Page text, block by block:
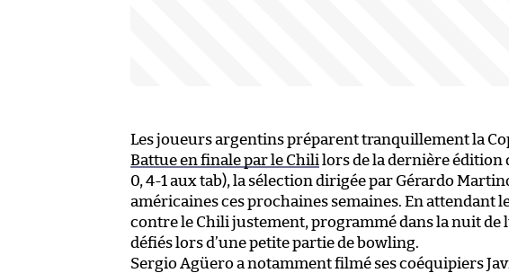
Les joueurs argentins préparent tranquillement la
Battue en finale par le Chili lors de la dernière édition
0, 4-1 aux tab), la sélection dirigée par Gérardo
américaines ces prochaines semaines. En attendant
contre le Chili justement, programmé dans la nuit de
défiés lors d’une petite partie de bowling.
Sergio Agüero a notamment filmé ses coéquipiers